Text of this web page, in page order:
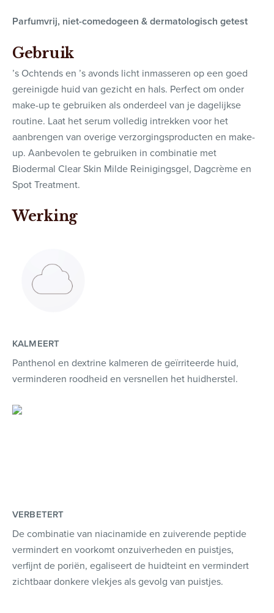
Parfumvrij, niet-comedogeen & dermatologisch getest
Gebruik
’s Ochtends en ’s avonds licht inmasseren op een goed
gereinigde huid van gezicht en hals. Perfect om onder
make-up te gebruiken als onderdeel van je dagelijkse
routine. Laat het serum volledig intrekken voor het
aanbrengen van overige verzorgingsproducten en make-
up. Aanbevolen te gebruiken in combinatie met
Biodermal Clear Skin Milde Reinigingsgel, Dagcrème en
Spot Treatment.
Werking
KALMEERT
Panthenol en dextrine kalmeren de geïrriteerde huid,
verminderen roodheid en versnellen het huidherstel.
VERBETERT
De combinatie van niacinamide en zuiverende peptide
vermindert en voorkomt onzuiverheden en puistjes,
verfijnt de poriën, egaliseert de huidteint en vermindert
zichtbaar donkere vlekjes als gevolg van puistjes.